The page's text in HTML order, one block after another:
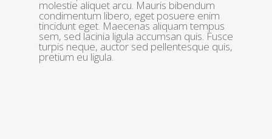
molestie aliquet arcu. Mauris bibendum
condimentum libero, eget posuere enim
tincidunt eget. Maecenas aliquam tempus
sem, sed lacinia ligula accumsan quis. Fusce
turpis neque, auctor sed pellentesque quis,
pretium eu ligula.